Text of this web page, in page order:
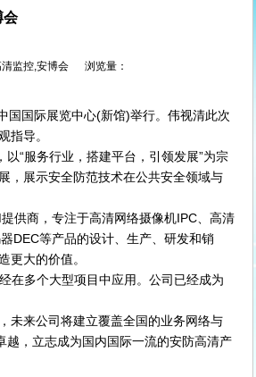
会
监控,安博会 浏览量：
国际展览中心(新馆)举行。伟视清此次
指导。
“服务行业，搭建平台，引领发展”为宗
，展示安全防范技术在公共安全领域与
商，专注于高清网络摄像机IPC、高清
DEC等产品的设计、生产、研发和销
更大的价值。
多个大型项目中应用。公司已经成为
来公司将建立覆盖全国的业务网络与
越，立志成为国内国际一流的安防高清产